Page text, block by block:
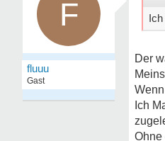
F
fluuu
Gast
Der
Ich
Ohne